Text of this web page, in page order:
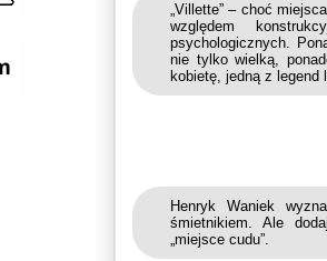
„Villette” – choć
względem
psychologicznych.
nie tylko wielką,
kobietę, jedną z legend
Henryk Waniek
śmietnikiem. Ale
„miejsce cudu”.